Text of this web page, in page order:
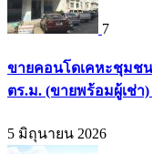
7
ขายคอนโดเคหะชุมช
ตร.ม. (ขายพร้อมผู้เช่า)
5 มิถุนายน 2026